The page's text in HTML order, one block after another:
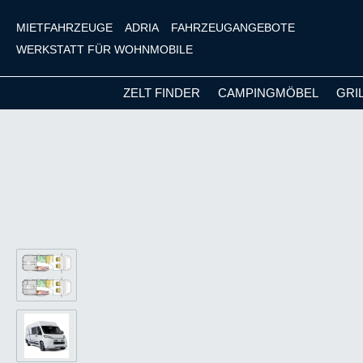
MIETFAHRZEUGE ADRIA
FAHRZEUGANGEBOTE
WERKSTATT FÜR WOHNMOBILE
ZELT FINDER CAMPINGMÖBEL
Bildergalerie überspringen